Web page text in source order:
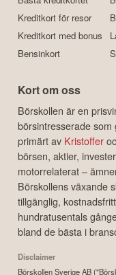
Kreditkort för resor
Kreditkort med bonus
Bensinkort
Kort om oss
Börskollen är en
börsintresserade
primärt av Kristoffer
börsen, aktier,
motorrelaterat –
Börskollens växande
tillgänglig,
hundratusentals
bland de bästa i
Disclaimer
Börskollen Sverige AB